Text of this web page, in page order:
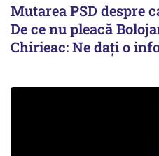
Mutarea PSD despre
De ce nu pleacă
Chirieac: Ne dați o